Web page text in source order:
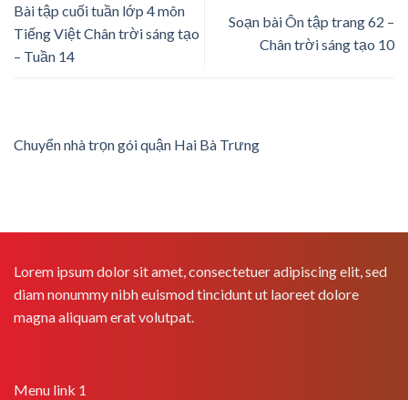
Bài tập cuối tuần lớp 4 môn
Tiếng Việt Chân trời sáng tạo
– Tuần 14
Soạn bài Ôn tập trang 62 –
Chân trời sáng tạo 10
Chuyển nhà trọn gói quận Hai Bà Trưng
Lorem ipsum dolor sit amet, consectetuer adipiscing elit, sed
diam nonummy nibh euismod tincidunt ut laoreet dolore
magna aliquam erat volutpat.
Menu link 1